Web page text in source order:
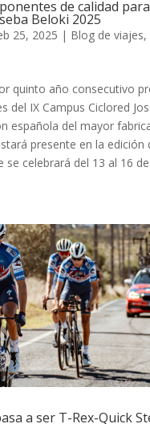
de calidad
Beloki 2025
25, 2025 | Blog de viajes,
quinto año consecutivo
del IX Campus Ciclored
española del mayor
presente en la edición
se celebrará del 13 al 16
a ser T-Rex-Quick